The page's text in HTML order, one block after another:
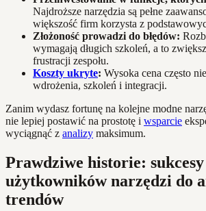
Najdroższe narzędzia są pełne
większość firm korzysta z
Złożoność prowadzi do błędów:
wymagają długich szkoleń, a to
frustracji zespołu.
Koszty ukryte: Wysoka cena często
wdrożenia, szkoleń i integracji.
Zanim wydasz fortunę na kolejne modne
nie lepiej postawić na prostotę i wsparcie
wyciągnąć z analizy maksimum.
Prawdziwe historie:
użytkowników narzędzi do
trendów